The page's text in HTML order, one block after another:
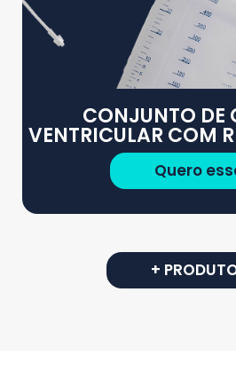
CONJUNTO DE
VENTRICULAR COM
Quero
+